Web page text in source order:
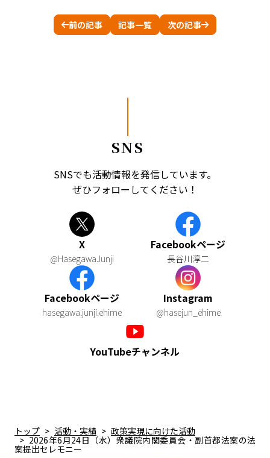
前の記事 記事一覧 次の記事
SNS
SNSでも活動情報を発信しています。
ぜひフォローしてください！
X
@HasegawaJunji
Facebookページ
長谷川淳二
Facebookページ
hasegawa.junji.ehime
Instagram
@hasejun_ehime
YouTubeチャンネル
トップ 活動・実績 政策実現に向けた活動
2026年6月24日（水）衆議院内閣委員会・副首都法案の法
案提出セレモニー